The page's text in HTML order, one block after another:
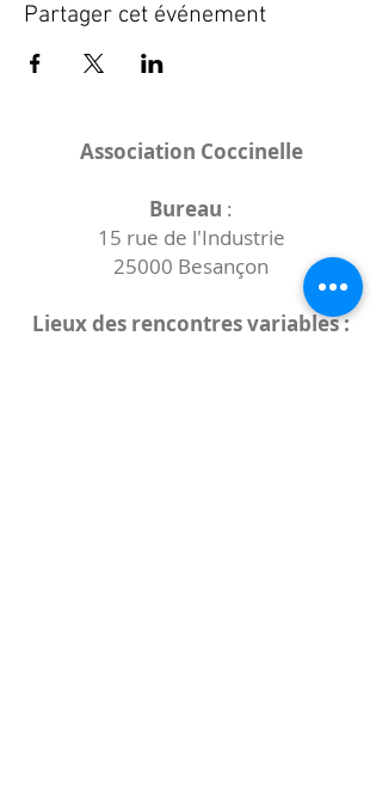
Partager cet événement
Association Coccinelle
Bureau :
15 rue de l'Industrie
25000 Besançon
Lieux des rencontres variables :